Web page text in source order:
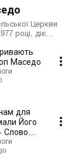
Церкви
році, діє
десятків
3 мільйони
докторський
Маседо
для
Його
Слово